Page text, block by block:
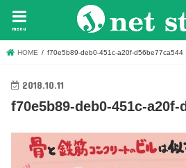
menu
HOME f70e5b89-deb0-451c-a20f-d56be77ca544
2018.10.11
f70e5b89-deb0-451c-a20f-